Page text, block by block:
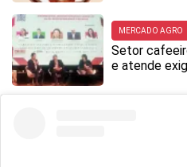
MERCADO AGRO
Setor
e atende